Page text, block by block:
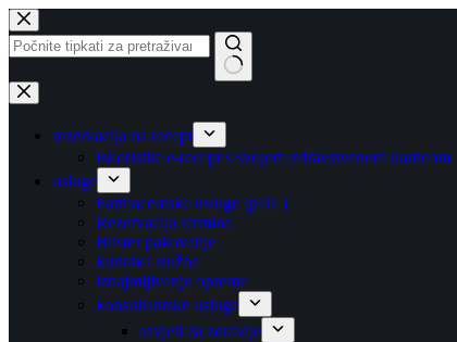
Preskoči
na
sadržaj
Nema
rezultata
rezervacija na recept
Iskoristite e-recept s svojom zdravstvenom karticom
usluge
Farmaceutske usluge (pDL)
Rezervacija termina
Blister pakovanje
kurirska služba
iznajmljivanje opreme
konsultantske usluge
savjeti za zdravlje